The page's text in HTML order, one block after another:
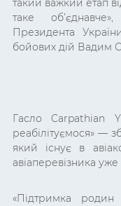
такий важкий етап
таке
Президента
бойових дій Вадим
Гасло Carpathian
реабілітуємося» —
який існує в
авіаперевізника уже
«Підтримка родин